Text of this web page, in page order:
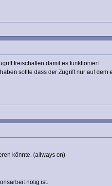
freischalten damit es funktioniert.
sollte dass der Zugriff nur auf dem
könnte. (allways on)
nötig ist.